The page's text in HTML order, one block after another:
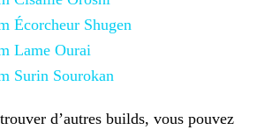
Écorcheur Shugen
Lame Ourai
Surin Sourokan
d’autres builds, vous pouvez